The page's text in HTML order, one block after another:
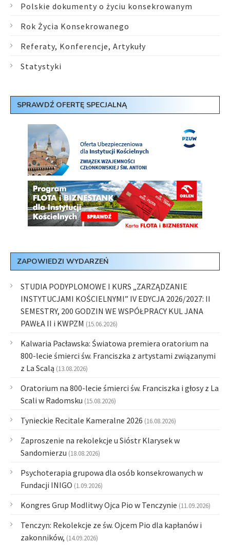
Polskie dokumenty o życiu konsekrowanym
Rok Życia Konsekrowanego
Referaty, Konferencje, Artykuły
Statystyki
SPRAWDŹ OFERTĘ SPECJALNĄ
ZAPOWIEDZI WYDARZEŃ
STUDIA PODYPLOMOWE I KURS „ZARZĄDZANIE
INSTYTUCJAMI KOŚCIELNYMI” IV EDYCJA 2026/2027: II
SEMESTRY, 200 GODZIN WE WSPÓŁPRACY KUL JANA
PAWŁA II i KWPZM (15.06.2026)
Kalwaria Pacławska: Światowa premiera oratorium na
800-lecie śmierci św. Franciszka z artystami związanymi
z La Scalą (13.08.2026)
Oratorium na 800-lecie śmierci św. Franciszka i głosy z La
Scali w Radomsku (15.08.2026)
Tynieckie Recitale Kameralne 2026 (16.08.2026)
Zaproszenie na rekolekcje u Sióstr Klarysek w
Sandomierzu (18.08.2026)
Psychoterapia grupowa dla osób konsekrowanych w
Fundacji INIGO (1.09.2026)
Kongres Grup Modlitwy Ojca Pio w Tenczynie (11.09.2026)
Tenczyn: Rekolekcje ze św. Ojcem Pio dla kapłanów i
zakonników, (14.09.2026)